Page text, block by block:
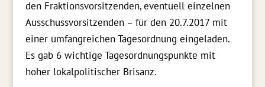
den Fraktionsvorsitzenden, eventuell einzelnen
Ausschussvorsitzenden – für den 20.7.2017 mit
einer umfangreichen Tagesordnung eingeladen.
Es gab 6 wichtige Tagesordnungspunkte mit
hoher lokalpolitischer Brisanz.